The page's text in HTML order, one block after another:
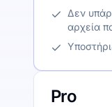
Δεν
αρχεία
Pro